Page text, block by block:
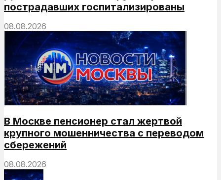
пострадавших госпитализированы
08.08.2026
В Москве пенсионер стал жертвой
крупного мошенничества с переводом
сбережений
08.08.2026